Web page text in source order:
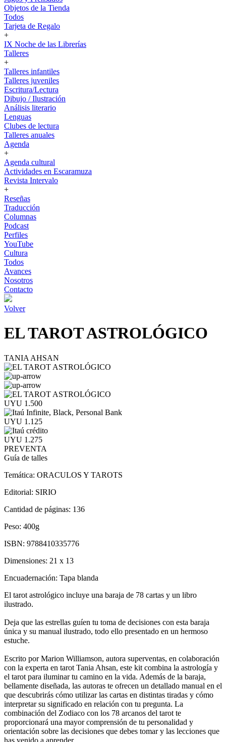
Objetos de la Tienda
Todos
Tarjeta de Regalo
+
IX Noche de las Librerías
Talleres
+
Talleres infantiles
Talleres juveniles
Escritura/Lectura
Dibujo / Ilustración
Análisis literario
Lenguas
Clubes de lectura
Talleres anuales
Agenda
+
Agenda cultural
Actividades en Escaramuza
Revista Intervalo
+
Reseñas
Traducción
Columnas
Podcast
Perfiles
YouTube
Cultura
Todos
Avances
Nosotros
Contacto
Volver
EL TAROT ASTROLÓGICO
TANIA AHSAN
UYU 1.500
UYU 1.125
UYU 1.275
PREVENTA
Guía de talles
Temática: ORACULOS Y TAROTS
Editorial: SIRIO
Cantidad de páginas: 136
Peso: 400g
ISBN: 9788410335776
Dimensiones: 21 x 13
Encuadernación: Tapa blanda
El tarot astrológico incluye una baraja de 78 cartas y un libro
ilustrado.
Deja que las estrellas guíen tu toma de decisiones con esta baraja
única y su manual ilustrado, todo ello presentado en un hermoso
estuche.
Escrito por Marion Williamson, autora superventas, en colaboración
con la experta en tarot Tania Ahsan, este kit combina la astrología y
el tarot para iluminar tu camino en la vida. Además de la baraja,
bellamente diseñada, las autoras te ofrecen un detallado manual en el
que descubrirás cómo utilizar las cartas en distintas tiradas y cómo
interpretar su significado en relación con tu pregunta. La
combinación del Zodiaco con los 78 arcanos del tarot te
proporcionará una mayor comprensión de tu personalidad y
orientación sobre las decisiones que debes tomar y las lecciones que
has venido a aprender.